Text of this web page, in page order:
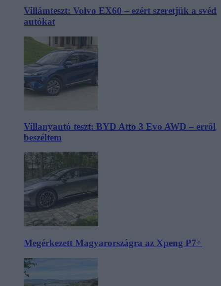
Villámteszt: Volvo EX60 – ezért szeretjük a svéd
autókat
Villanyautó teszt: BYD Atto 3 Evo AWD – erről
beszéltem
Megérkezett Magyarországra az Xpeng P7+